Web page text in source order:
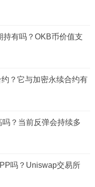
持有吗？OKB币价值支
？它与加密永续合约有
？当前反弹会持续多
吗？Uniswap交易所